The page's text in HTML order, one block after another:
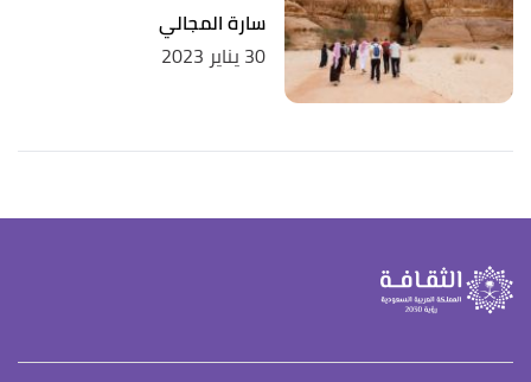
سارة المجالي
30 يناير 2023